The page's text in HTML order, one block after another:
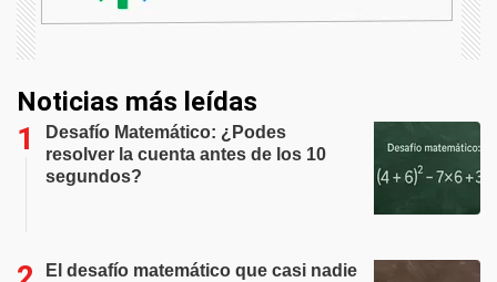
Noticias más leídas
Desafío Matemático: ¿Podes
resolver la cuenta antes de los 10
segundos?
El desafío matemático que casi nadie